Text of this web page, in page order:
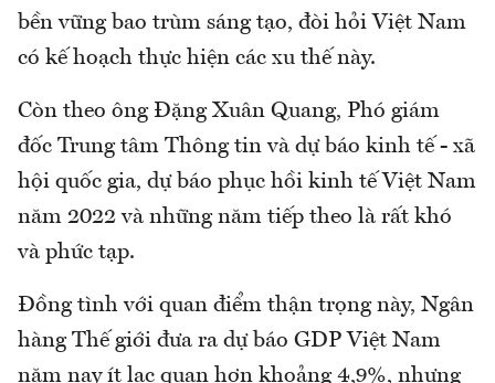
bền vững bao trùm sáng tạo, đòi hỏi Việt Nam
có kế hoạch thực hiện các xu thế này.
Còn theo ông Đặng Xuân Quang, Phó giám
đốc Trung tâm Thông tin và dự báo kinh tế - xã
hội quốc gia, dự báo phục hồi kinh tế Việt Nam
năm 2022 và những năm tiếp theo là rất khó
và phức tạp.
Đồng tình với quan điểm thận trọng này, Ngân
hàng Thế giới đưa ra dự báo GDP Việt Nam
năm nay ít lạc quan hơn khoảng 4,9%, nhưng